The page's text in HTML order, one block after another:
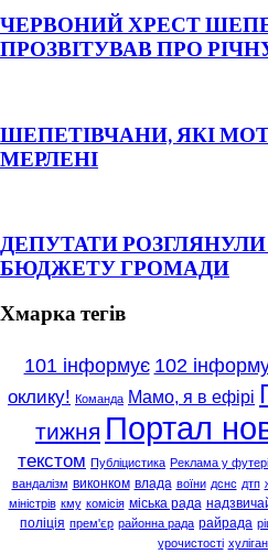
ЧЕРВОНИЙ ХРЕСТ
ПРОЗВІТУВАВ ПРО
ШЕПЕТІВЧАНИ, ЯКІ
МЕРЛЕНІ
ДЕПУТАТИ
БЮДЖЕТУ ГРОМАДИ
Хмарка тегів
101 інформує 102
оклику! Команда Мамо, я в ефірі
тижня Портал
текстом Публіцистика Реклама у футері
вандалізм виконком влада воїни дснс дтп
міністрів кму комісія міська рада
поліція прем'єр районна рада райрада
урочистості